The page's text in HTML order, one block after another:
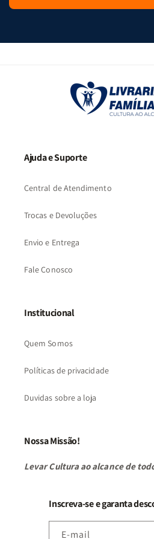
Ajuda e Suporte
Central de Atendimento
Trocas e Devoluções
Envio e Entrega
Fale Conosco
Institucional
Quem Somos
Políticas de privacidade
Duvidas sobre a loja
Nossa Missão!
Levar Cultura ao alcance de
Inscreva-se e garanta
E-mail